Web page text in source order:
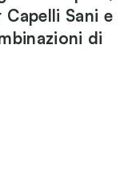
Sani e
di